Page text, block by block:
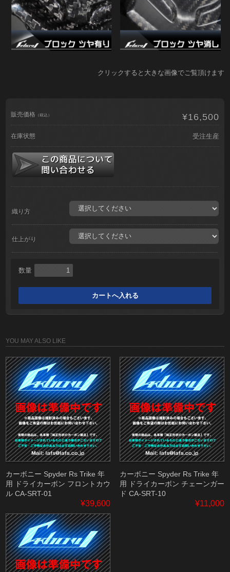
クリックすると大きな画像でご覧頂けます
販売価格 （税込） ¥16,500
在庫状態 受注生産
織り方
仕上がり
数量
YOU MAY ALSO LIKE
カーボニー Spyder Rs Trike 年
用 ドライカーボン フロントカウ
ル CA-SRT-01
¥39,600
カーボニー Spyder Rs Trike 年
用 ドライカーボン チェーンガー
ド CA-SRT-10
¥11,000